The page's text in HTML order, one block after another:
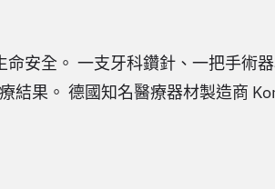
命安全。 一支牙科鑽針、一把手術
結果。 德國知名醫療器材製造商